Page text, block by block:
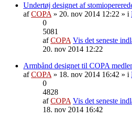
Undertøj designet af
afCOPA » 20. nov 2014 12:22 » i
0
5081
afCOPA Vis det seneste
20. nov 2014 12:22
Armbånd designet til COPA
afCOPA » 18. nov 2014 16:42 » i
0
4828
afCOPA Vis det seneste
18. nov 2014 16:42